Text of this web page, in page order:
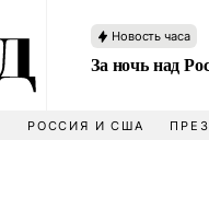
Новость часа
За ночь над
РОССИЯ И США